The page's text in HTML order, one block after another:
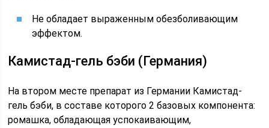
Не обладает выраженным обезболивающим
эффектом.
Камистад-гель бэби (Германия)
На втором месте препарат из Германии Камистад-
гель бэби, в составе которого 2 базовых компонента:
ромашка, обладающая успокаивающим,